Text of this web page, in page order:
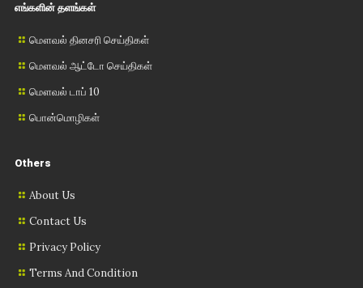
எங்களின் தளங்கள்
மௌவல் தினசரி செய்திகள்
மௌவல் ஆட்டோ செய்திகள்
மௌவல் டாப் 10
பொன்மொழிகள்
Others
About Us
Contact Us
Privacy Policy
Terms And Condition